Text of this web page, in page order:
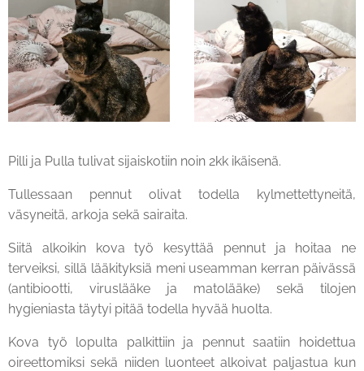
Pilli ja Pulla tulivat sijaiskotiin noin 2kk ikäisenä.
Tullessaan pennut olivat todella kylmettettyneitä,
väsyneitä, arkoja sekä sairaita.
Siitä alkoikin kova työ kesyttää pennut ja hoitaa ne
terveiksi, sillä lääkityksiä meni useamman kerran päivässä
(antibiootti, viruslääke ja matolääke) sekä tilojen
hygieniasta täytyi pitää todella hyvää huolta.
Kova työ lopulta palkittiin ja pennut saatiin hoidettua
oireettomiksi sekä niiden luonteet alkoivat paljastua kun